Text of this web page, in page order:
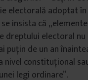
electorală adoptat
insista că
dreptului electoral
puţin de un an
constituţional
legi ordinare”.